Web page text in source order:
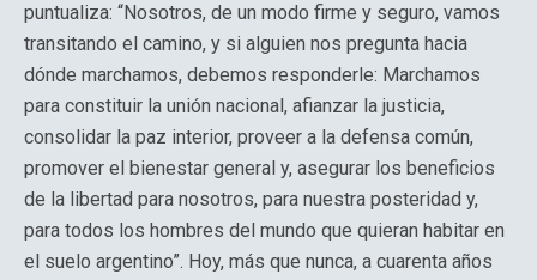
puntualiza: “Nosotros, de un modo firme y seguro, vamos
transitando el camino, y si alguien nos pregunta hacia
dónde marchamos, debemos responderle: Marchamos
para constituir la unión nacional, afianzar la justicia,
consolidar la paz interior, proveer a la defensa común,
promover el bienestar general y, asegurar los beneficios
de la libertad para nosotros, para nuestra posteridad y,
para todos los hombres del mundo que quieran habitar en
el suelo argentino”. Hoy, más que nunca, a cuarenta años